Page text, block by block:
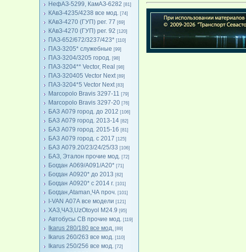
НефАЗ-5299, КамАЗ-6282 [81]
КАвЗ-4235/4238 все мод. [74]
КАвЗ-4270 (ГУП) рег. 77 [69]
КАвЗ-4270 (ГУП) рег. 92 [120]
ПАЗ-652/672/3237/423* [110]
ПАЗ-3205* служебные [99]
ПАЗ-3204/3205 город. [98]
ПАЗ-3204** Vector, Real [98]
ПАЗ-320405 Vector Next [89]
ПАЗ-3204*5 Vector Next [83]
Marcopolo Bravis 3297-11 [79]
Marcopolo Bravis 3297-20 [76]
БАЗ А079 город. до 2012 [106]
БАЗ А079 город. 2013-14 [82]
БАЗ А079 город. 2015-16 [81]
БАЗ А079 город. с 2017 [125]
БАЗ А079.20/23/24/25/33 [106]
БАЗ, Эталон прочие мод. [72]
Богдан А069/А091/А20* [71]
Богдан А0920* до 2013 [82]
Богдан А0920* с 2014 г. [101]
Богдан,Ataman,ЧА проч. [101]
I-VAN А07А все модели [121]
ХАЗ,ЧАЗ,UzOtoyol M24.9 [95]
Автобусы СВ прочие мод. [119]
Ikarus 280/180 все мод. [89]
Ikarus 260/263 все мод. [110]
Ikarus 250/256 все мод. [72]